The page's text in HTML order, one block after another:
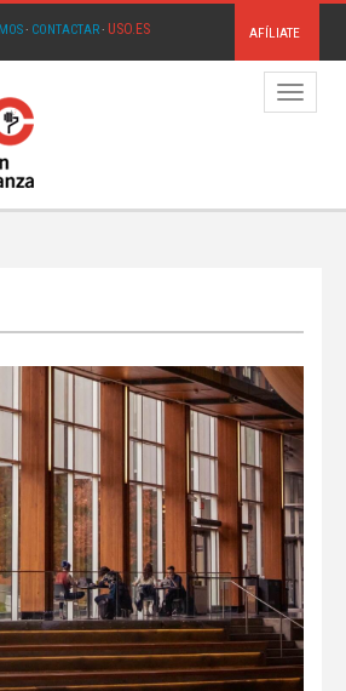
· CONTACTAR· USO.ES AFÍLIATE
Menú